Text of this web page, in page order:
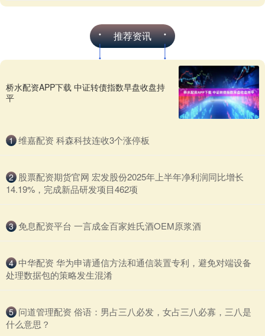
推荐资讯
桥水配资APP下载 中证转债指数早盘收盘持
平
1 ​维嘉配资 科森科技连收3个涨停板
2 ​股票配资期货官网 宏发股份2025年上半年净利润同比增长
14.19%，完成新品研发项目462项
3 ​免息配资平台 一言成金百家姓氏酒OEM原浆酒
4 ​中华配资 华为申请通信方法和通信装置专利，避免对端设备
处理数据包的策略发生混淆
5 ​问道管理配资 俗语：男占三八必发，女占三八必寡，三八是
什么意思？